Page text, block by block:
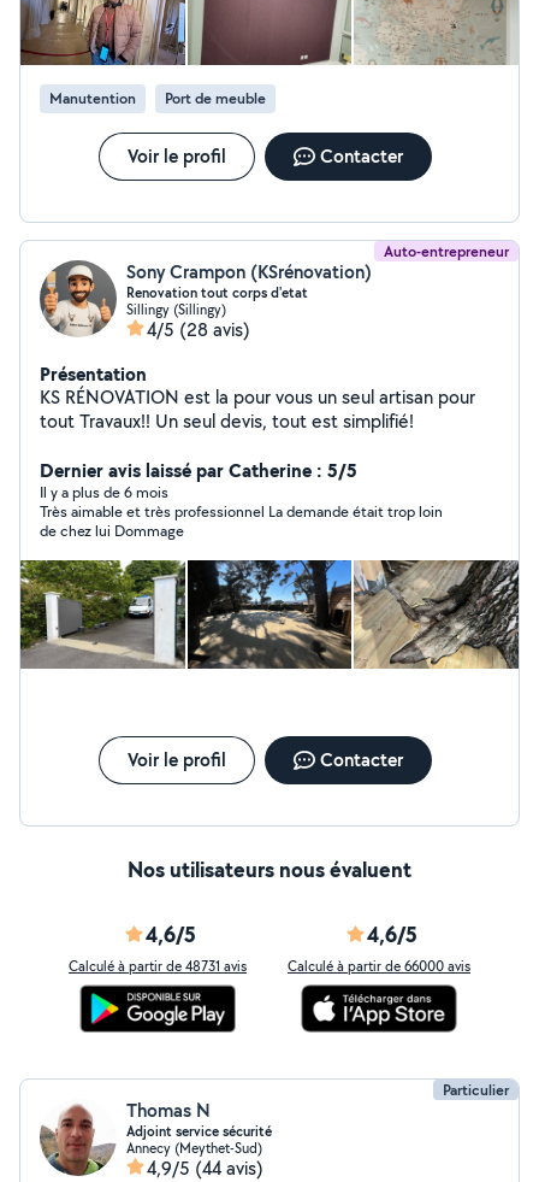
Manutention Port de meuble
Voir le profil Contacter
Auto-entrepreneur
Sony Crampon (KSrénovation)
Renovation tout corps d'etat
Sillingy (Sillingy)
4/5 (28 avis)
Présentation
KS RÉNOVATION est la pour vous un seul artisan pour
tout Travaux!! Un seul devis, tout est simplifié!
Dernier avis laissé par Catherine : 5/5
Il y a plus de 6 mois
Très aimable et très professionnel La demande était trop loin
de chez lui Dommage
Voir le profil Contacter
Nos utilisateurs nous évaluent
4,6/5
Calculé à partir de 48731 avis
4,6/5
Calculé à partir de 66000 avis
Particulier
Thomas N
Adjoint service sécurité
Annecy (Meythet-Sud)
4,9/5 (44 avis)